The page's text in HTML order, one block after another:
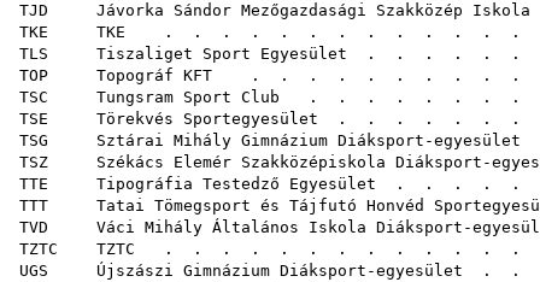
TJD Jávorka Sándor Mezőgazdasági Szakközép Iskola
TKE TKE . . . . . . . . . . .
TLS Tiszaliget Sport Egyesület . . . . . .
TOP Topográf KFT . . . . . . . . . . .
TSC Tungsram Sport Club . . . . . . . . .
TSE Törekvés Sportegyesület . . . . . . . .
TSG Sztárai Mihály Gimnázium Diáksport-egyesület
TSZ Székács Elemér Szakközépiskola Diáksport-
TTE Tipográfia Testedző Egyesület . . . . .
TTT Tatai Tömegsport és Tájfutó Honvéd
TVD Váci Mihály Általános Iskola Diáksport-
TZTC TZTC . . . . . . . . . .
UGS Újszászi Gimnázium Diáksport-egyesület . .